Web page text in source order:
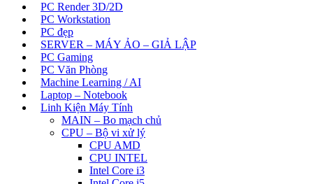
PC Render 3D/2D
PC Workstation
PC đẹp
SERVER – MÁY ẢO – GIẢ LẬP
PC Gaming
PC Văn Phòng
Machine Learning / AI
Laptop – Notebook
Linh Kiện Máy Tính
MAIN – Bo mạch chủ
CPU – Bộ vi xử lý
CPU AMD
CPU INTEL
Intel Core i3